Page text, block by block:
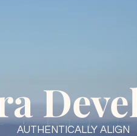
AUTHENTICALLY ALIGN